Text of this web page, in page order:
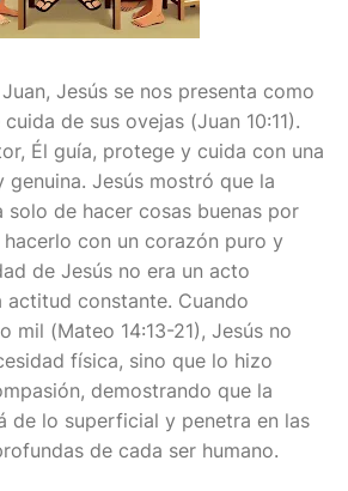
Jesús se nos presenta como
de sus ovejas (Juan 10:11).
Él guía, protege y cuida con una
Jesús mostró que la
solo de hacer cosas buenas por
con un corazón puro y
de Jesús no era un acto
actitud constante. Cuando
mil (Mateo 14:13-21), Jesús no
física, sino que lo hizo
demostrando que la
de lo superficial y penetra en las
de cada ser humano.